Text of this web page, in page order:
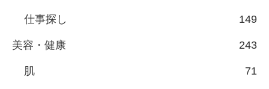
仕事探し 149
美容・健康 243
肌 71